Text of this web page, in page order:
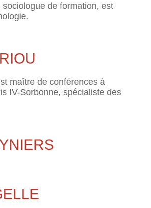
sociologue de formation, est
maître de conférences à
IV-Sorbonne, spécialiste des